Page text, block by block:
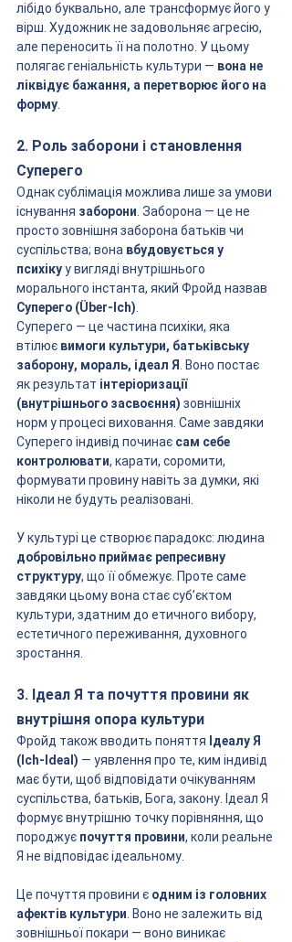
лібідо буквально, але трансформує його у
вірш. Художник не задовольняє агресію,
але переносить її на полотно. У цьому
полягає геніальність культури — вона не
ліквідує бажання, а перетворює його на
форму
2. Роль заборони і становлення
Суперего
Однак сублімація можлива лише за умови
існування заборони . Заборона — це не
просто зовнішня заборона батьків чи
суспільства; вона вбудовується у
психіку у вигляді внутрішнього
морального інстанта, який Фройд назвав
Суперего (Über-Ich)
Суперего — це частина психіки, яка
втілює вимоги культури, батьківську
заборону, мораль, ідеал Я
. Воно постає
як результат інтеріоризації
(внутрішнього засвоєння) зовнішніх
норм у процесі виховання. Саме завдяки
Суперего індивід починає сам себе
контролювати, карати, соромити,
формувати провину навіть за думки, які
ніколи не будуть реалізовані.
У культурі це створює парадокс: людина
добровільно приймає репресивну
структуру, що її обмежує. Проте саме
завдяки цьому вона стає суб’єктом
культури, здатним до етичного вибору,
естетичного переживання, духовного
зростання.
3. Ідеал Я та почуття провини як
внутрішня опора культури
Фройд також вводить поняття Ідеалу Я
(Ich-Ideal) — уявлення про те, ким індивід
має бути, щоб відповідати очікуванням
суспільства, батьків, Бога, закону. Ідеал Я
формує внутрішню точку порівняння, що
породжує почуття провини, коли реальне
Я не відповідає ідеальному.
Це почуття провини є одним із головних
афектів культури . Воно не залежить від
зовнішньої покари — воно виникає